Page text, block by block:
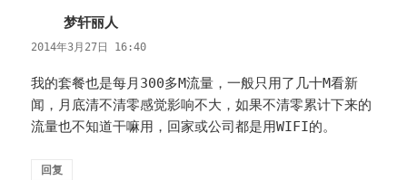
梦轩丽人
道：
2014年3月27日 16:40
我的套餐也是每月300多M流量，一般只用了几十M看新
闻，月底清不清零感觉影响不大，如果不清零累计下来的
流量也不知道干嘛用，回家或公司都是用WIFI的。
回复